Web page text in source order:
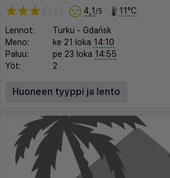
4,1 /5 11°C
Lennot: Turku - Gdańsk
Meno:
ke 21 loka 14:10
Paluu:
pe 23 loka 14:55
Yöt:
2
Huoneen tyyppi ja lento